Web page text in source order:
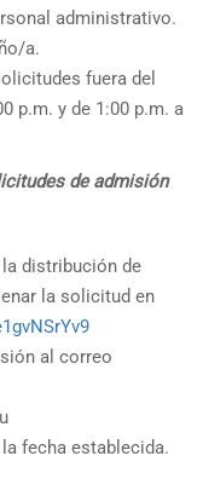
administrativo.
a.
fuera del
p.m. y de 1:00 p.m. a
de admisión
distribución de
la solicitud en
al correo
fecha establecida.